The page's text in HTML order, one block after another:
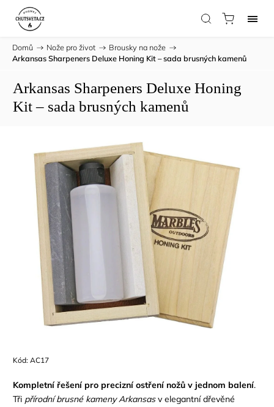
Domů / Nože pro život / Brousky na nože /
Arkansas Sharpeners Deluxe Honing Kit – sada brusných kamenů
Arkansas Sharpeners Deluxe Honing
Kit – sada brusných kamenů
Kód: AC17
Kompletní řešení pro precizní ostření nožů v jednom balení.
Tři přírodní brusné kameny Arkansasv elegantní dřevěné